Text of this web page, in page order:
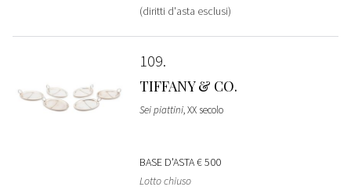
(diritti d'asta esclusi)
109
TIFFANY & CO.
Sei piattini, XX secolo
BASE D'ASTA€ 500
Lotto chiuso